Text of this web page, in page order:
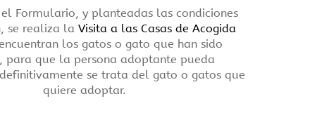
Formulario, y planteadas las condiciones
se realiza la Visita a las Casas de Acogida
los gatos o gato que han sido
para que la persona adoptante pueda
se trata del gato o gatos que
quiere adoptar.